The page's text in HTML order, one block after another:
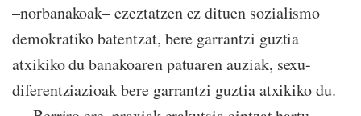
–norbanakoak– ezeztatzen ez dituen sozialismo
demokratiko batentzat, bere garrantzi guztia
atxikiko du banakoaren patuaren auziak, sexu-
diferentziazioak bere garrantzi guztia atxikiko du.